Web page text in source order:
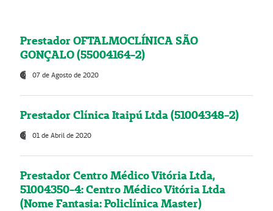
Prestador OFTALMOCLÍNICA SÃO
GONÇALO (55004164-2)
07 de Agosto de 2020
Prestador Clínica Itaipú Ltda (51004348-2)
01 de Abril de 2020
Prestador Centro Médico Vitória Ltda,
51004350-4: Centro Médico Vitória Ltda
(Nome Fantasia: Policlínica Master)